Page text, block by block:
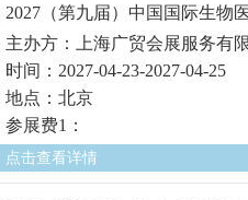
2027（第九届）中国国际生物
主办方：上海广贸会展服务有
时间：2027-04-23-2027-04-25
地点：北京
参展费1：
点击查看详情